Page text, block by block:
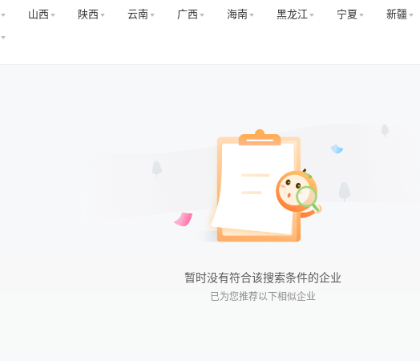
山西 陕西 云南 广西 海南 黑龙江 宁夏 新疆
暂时没有符合该搜索条件的企业
已为您推荐以下相似企业